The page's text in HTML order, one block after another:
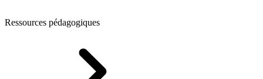
Ressources pédagogiques